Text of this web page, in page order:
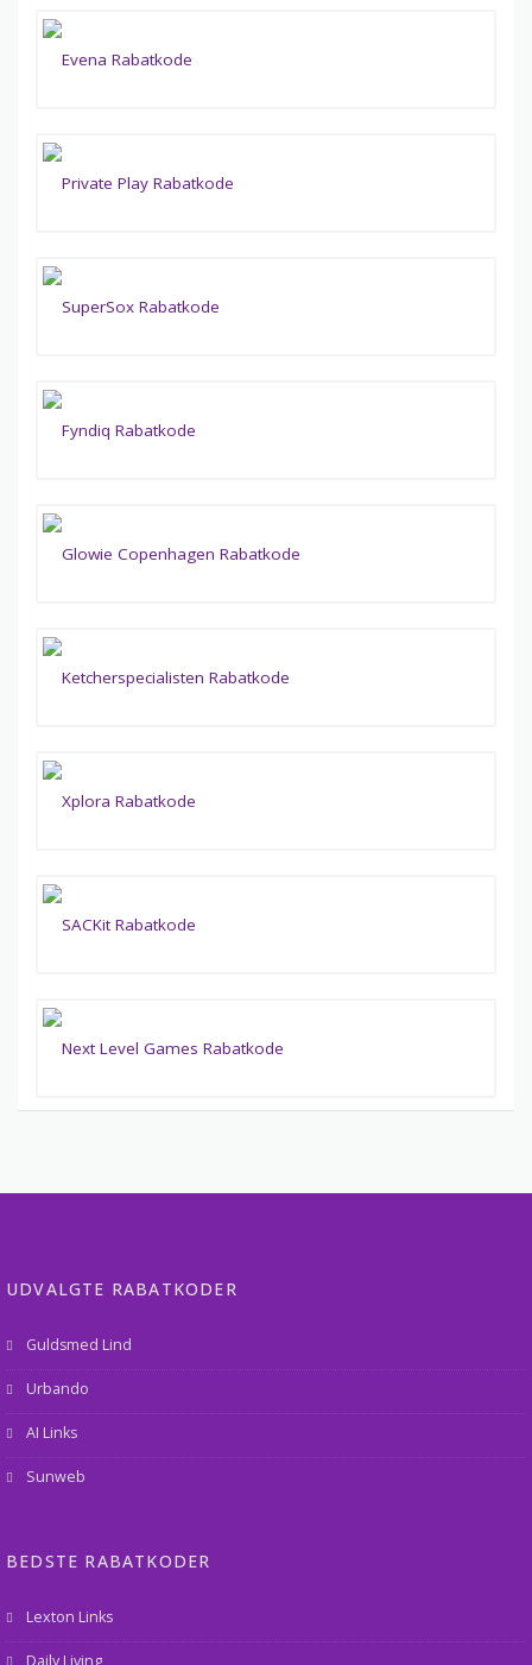
UDVALGTE RABATKODER
Guldsmed Lind
Urbando
AI Links
Sunweb
BEDSTE RABATKODER
Lexton Links
Daily Living